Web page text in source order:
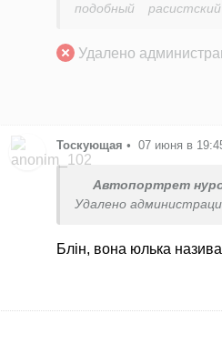
подобный
Удалено
Тоскующая • 07 июня в
Автопортрет
Удалено
Блін, вона юлька